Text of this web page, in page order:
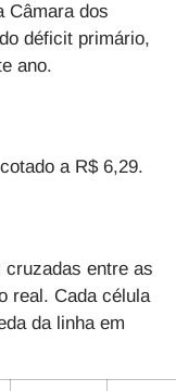
Câmara dos
déficit primário,
ano.
a R$ 6,29.
entre as
real. Cada célula
da linha em